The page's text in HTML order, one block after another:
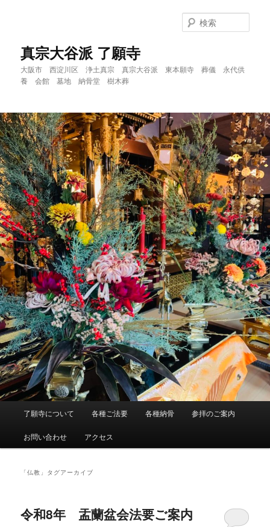
移
動
動
真宗大谷派 了願寺
大阪市 西淀川区 浄土真宗 真宗大谷派 東本願寺 葬儀 永代供
養 会館 墓地 納骨堂 樹木葬
索
了願寺について 各種ご法要 各種納骨 参拝のご案内
お問い合わせ アクセス
「仏教 」タグアーカイブ
令和8年 盂蘭盆会法要ご案内